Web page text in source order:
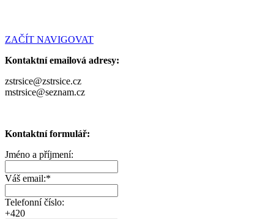
ZAČÍT NAVIGOVAT
Kontaktní emailová adresy:
zstrsice@zstrsice.cz
mstrsice@seznam.cz
Kontaktní formulář:
Jméno a příjmení:
Váš email:*
Telefonní číslo:
+420